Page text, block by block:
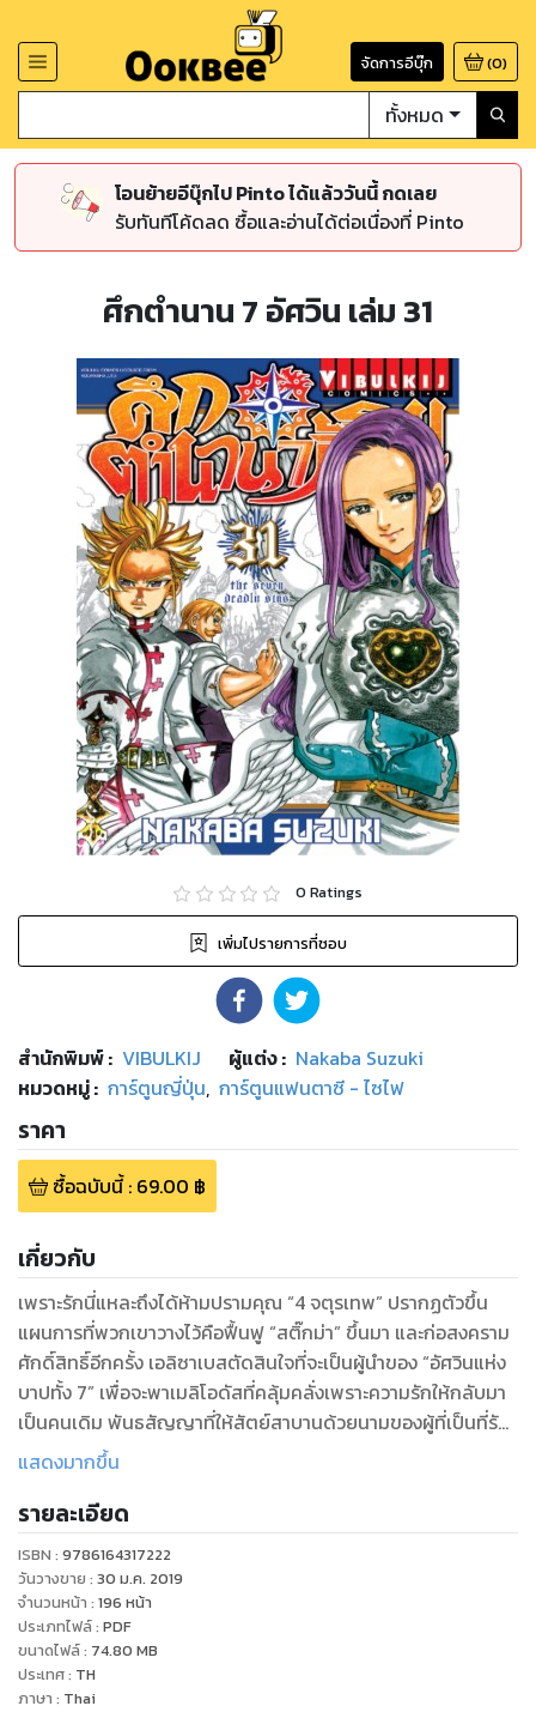
จัดการอีบุ๊ก (0)
ทั้งหมด
โอนย้ายอีบุ๊กไป Pinto ได้แล้ววันนี้ กดเลย
รับทันทีโค้ดลด ซื้อและอ่านได้ต่อเนื่องที่ Pinto
ศึกตำนาน 7 อัศวิน เล่ม 31
0 Ratings
เพิ่มไปรายการที่ชอบ
สำนักพิมพ์: VIBULKIJ ผู้แต่ง : Nakaba Suzuki
หมวดหมู่: การ์ตูนญี่ปุ่น, การ์ตูนแฟนตาซี - ไซไฟ
ราคา
ซื้อฉบับนี้: 69.00 ฿
เกี่ยวกับ
เพราะรักนี่แหละถึงได้ห้ามปรามคุณ “4 จตุรเทพ” ปรากฏตัวขึ้น
แผนการที่พวกเขาวางไว้คือฟื้นฟู “สติ๊กม่า” ขึ้นมา และก่อสงคราม
ศักดิ์สิทธิ์อีกครั้ง เอลิซาเบสตัดสินใจที่จะเป็นผู้นําของ “อัศวินแห่ง
บาปทั้ง 7” เพื่อจะพาเมลิโอดัสที่คลุ้มคลั่งเพราะความรักให้กลับมา
เป็นคนเดิม พันธสัญญาที่ให้สัตย์สาบานด้วยนามของผู้ที่เป็นที่รัก,
ดาบศักดิ์สิทธิ์ที่ถูกถอนออกมาโดยราชาที่แท้จริง, การเคลื่อนทัพ
แสดงมากขึ้น
รายละเอียด
ISBN : 9786164317222
วันวางขาย : 30 ม.ค. 2019
จำนวนหน้า : 196 หน้า
ประเภทไฟล์: PDF
ขนาดไฟล์: 74.80 MB
ประเทศ: TH
ภาษา : Thai